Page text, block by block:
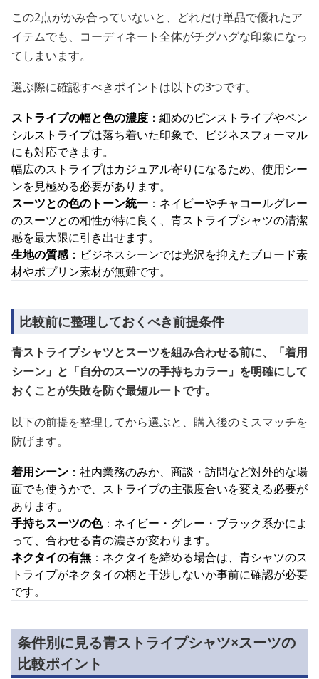
この2点がかみ合っていないと、どれだけ単品で優れたア
イテムでも、コーディネート全体がチグハグな印象になっ
てしまいます。
選ぶ際に確認すべきポイントは以下の3つです。
ストライプの幅と色の濃度 ：細めのピンストライプやペン
シルストライプは落ち着いた印象で、ビジネスフォーマル
にも対応できます。
幅広のストライプはカジュアル寄りになるため、使用シー
ンを見極める必要があります。
スーツとの色のトーン統一 ：ネイビーやチャコールグレー
のスーツとの相性が特に良く、青ストライプシャツの清潔
感を最大限に引き出せます。
生地の質感：ビジネスシーンでは光沢を抑えたブロード素
材やポプリン素材が無難です。
比較前に整理しておくべき前提条件
青ストライプシャツとスーツを組み合わせる前に、「着用
シーン」と「自分のスーツの手持ちカラー」を明確にして
おくことが失敗を防ぐ最短ルートです。
以下の前提を整理してから選ぶと、購入後のミスマッチを
防げます。
着用シーン ：社内業務のみか、商談・訪問など対外的な場
面でも使うかで、ストライプの主張度合いを変える必要が
あります。
手持ちスーツの色：ネイビー・グレー・ブラック系かによ
って、合わせる青の濃さが変わります。
ネクタイの有無 ：ネクタイを締める場合は、青シャツのス
トライプがネクタイの柄と干渉しないか事前に確認が必要
です。
条件別に見る青ストライプシャツ×スーツの
比較ポイント